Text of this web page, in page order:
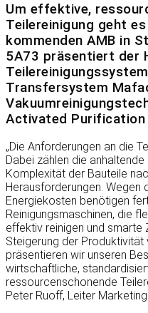
Um effektive,
Teilereinigung geht
kommenden AMB in
5A73 präsentiert der
Transfersystem
Activated Purification
„Die Anforderungen an die
Dabei zählen die
Komplexität der Bauteile
Herausforderungen. Wegen
Energiekosten benötigen
Reinigungsmaschinen, die
effektiv reinigen und
Steigerung der Produktivität
präsentieren wir unseren
wirtschaftliche,
ressourcenschonende
Peter Ruoff, Leiter